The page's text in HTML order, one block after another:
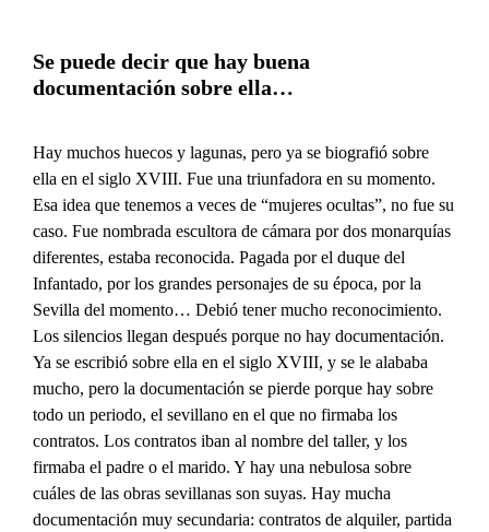
Se puede decir que hay buena
documentación sobre ella…
Hay muchos huecos y lagunas, pero ya se biografió sobre
ella en el siglo XVIII. Fue una triunfadora en su momento.
Esa idea que tenemos a veces de “mujeres ocultas”, no fue su
caso. Fue nombrada escultora de cámara por dos monarquías
diferentes, estaba reconocida. Pagada por el duque del
Infantado, por los grandes personajes de su época, por la
Sevilla del momento… Debió tener mucho reconocimiento.
Los silencios llegan después porque no hay documentación.
Ya se escribió sobre ella en el siglo XVIII, y se le alababa
mucho, pero la documentación se pierde porque hay sobre
todo un periodo, el sevillano en el que no firmaba los
contratos. Los contratos iban al nombre del taller, y los
firmaba el padre o el marido. Y hay una nebulosa sobre
cuáles de las obras sevillanas son suyas. Hay mucha
documentación muy secundaria: contratos de alquiler, partida